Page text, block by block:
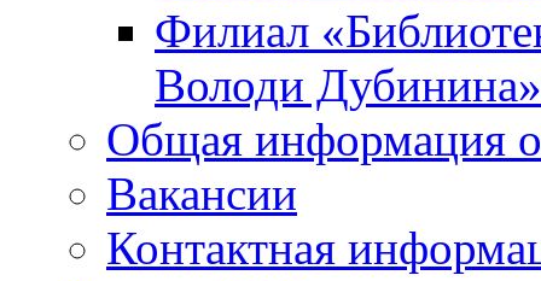
Филиал
Володи Дубинина»
Общая информация
Вакансии
Контактная